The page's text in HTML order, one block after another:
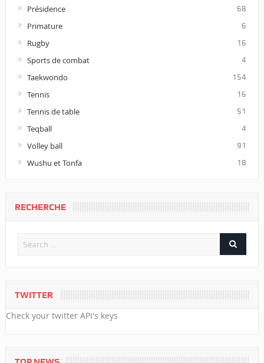
Présidence 68
Primature 6
Rugby 16
Sports de combat 4
Taekwondo 154
Tennis 16
Tennis de table 51
Teqball 4
Volley ball 91
Wushu et Tonfa 18
RECHERCHE
TWITTER
Check your twitter API's keys